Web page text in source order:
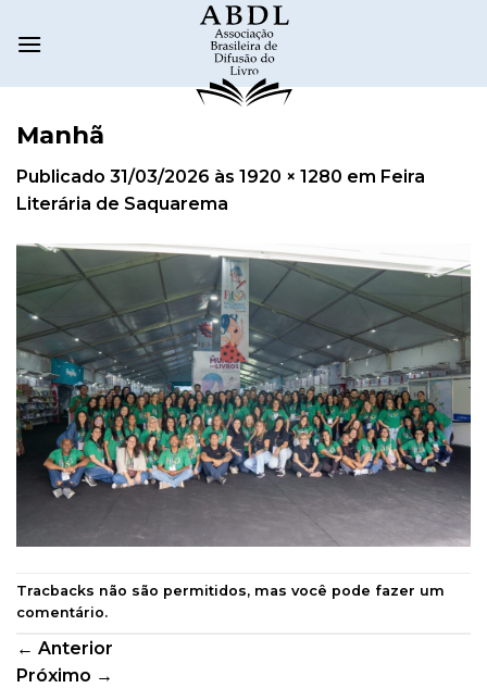
Manhã
Publicado 31/03/2026 às 1920 × 1280 em Feira
Literária de Saquarema
Tracbacks não são permitidos, mas você pode fazer um
comentário.
← Anterior
Próximo →